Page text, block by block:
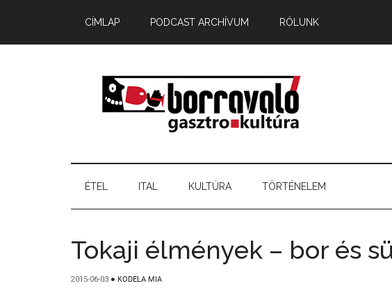
CÍMLAP PODCAST ARCHÍVUM RÓLUNK
ÉTEL ITAL KULTÚRA TÖRTÉNELEM
Tokaji élmények – bor és
2015-06-03 ● KODELA MIA